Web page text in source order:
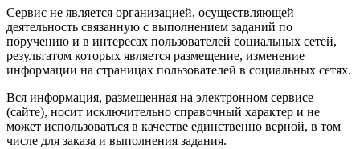
Сервис не является организацией, осуществляющей
деятельность связанную с выполнением заданий по
поручению и в интересах пользователей социальных сетей,
результатом которых является размещение, изменение
информации на страницах пользователей в социальных сетях.
Вся информация, размещенная на электронном сервисе
(сайте), носит исключительно справочный характер и не
может использоваться в качестве единственно верной, в том
числе для заказа и выполнения задания.